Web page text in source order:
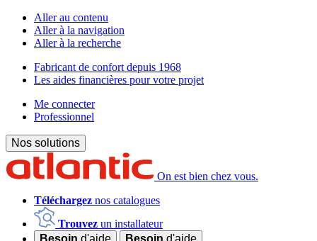
Aller au contenu
Aller à la navigation
Aller à la recherche
Fabricant de confort depuis 1968
Les aides financières pour votre projet
Me connecter
Professionnel
Nos solutions
On est bien chez vous.
Téléchargez nos catalogues
Trouvez un installateur
Besoin d'aide Besoin d'aide